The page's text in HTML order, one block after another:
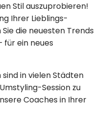
Stil auszuprobieren!
Ihrer Lieblings-
die neuesten Trends
für ein neues
in vielen Städten
Session zu
Coaches in Ihrer